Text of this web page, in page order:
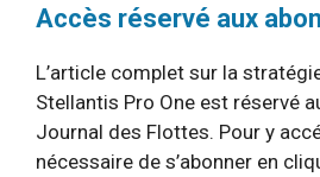
Accès réservé aux
L’article complet sur la
Stellantis Pro One est réservé
Journal des Flottes. Pour y
nécessaire de s’abonner en